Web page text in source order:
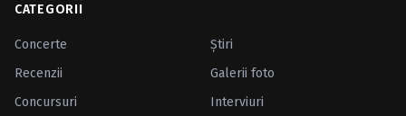
CATEGORII
Concerte
Ştiri
Recenzii
Galerii foto
Concursuri
Interviuri